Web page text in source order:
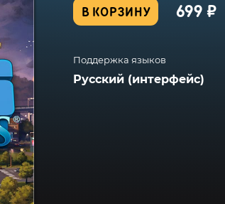
В КОРЗИНУ 699 ₽
Поддержка языков
Русский (интерфейс)